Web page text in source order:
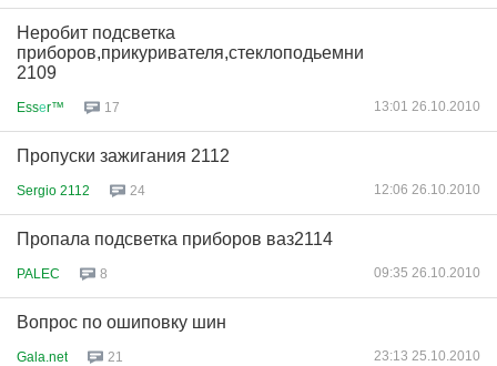
Неробит подсветка
приборов,прикуривателя,стеклоподьемников
2109
Essеr™ 17 13:01 26.10.2010
Пропуски зажигания 2112
Sergio 2112 24 12:06 26.10.2010
Пропала подсветка приборов ваз2114
PALEC 8 09:35 26.10.2010
Вопрос по ошиповку шин
Gala.net 21 23:13 25.10.2010